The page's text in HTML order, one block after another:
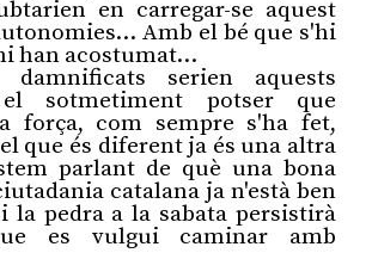
en carregar-se aquest
Amb el bé que s'hi
han acostumat…
serien aquests
sotmetiment potser que
força, com sempre s'ha fet,
que és diferent ja és una altra
parlant de què una bona
catalana ja n'està ben
la pedra a la sabata persistirà
es vulgui caminar amb